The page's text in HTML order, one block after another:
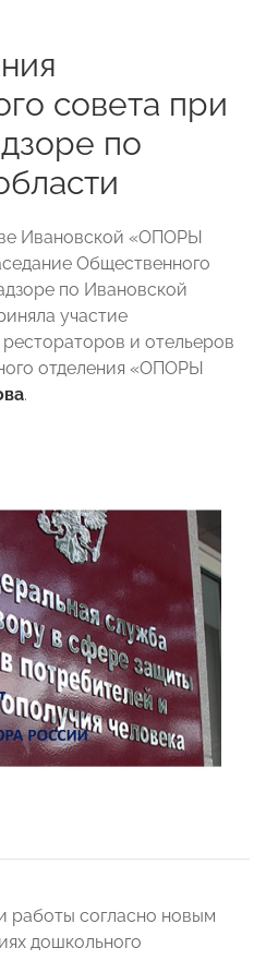
совета при
по
Ивановской «ОПОРЫ
Общественного
по Ивановской
участие
и отельеров
отделения «ОПОРЫ
.
работы согласно новым
дошкольного